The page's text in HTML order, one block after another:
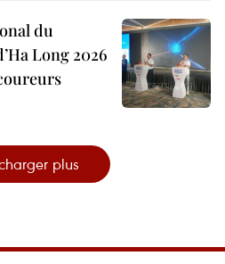
du
Long 2026
plus